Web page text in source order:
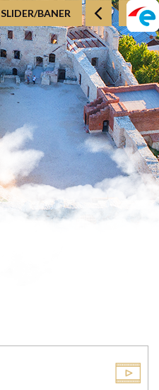
SLIDER/BANER